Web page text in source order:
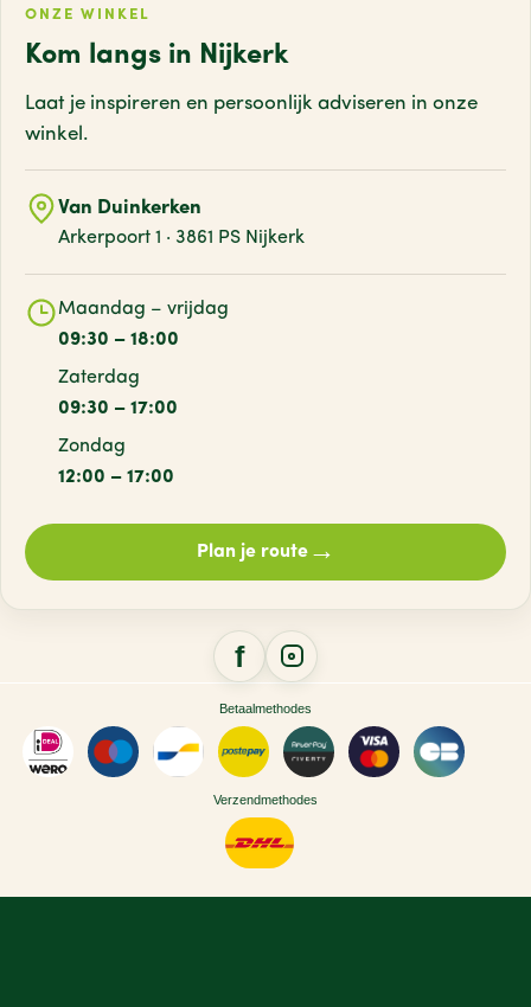
ONZE WINKEL
Kom langs in Nijkerk
Laat je inspireren en persoonlijk adviseren in onze
winkel.
Van Duinkerken
Arkerpoort 1 · 3861 PS Nijkerk
Maandag – vrijdag
09:30 – 18:00
Zaterdag
09:30 – 17:00
Zondag
12:00 – 17:00
Plan je route→
Betaalmethodes
Verzendmethodes